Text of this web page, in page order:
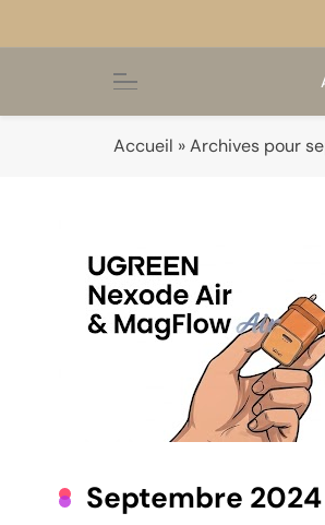
Accueil »Archives pour
Septembre 2024